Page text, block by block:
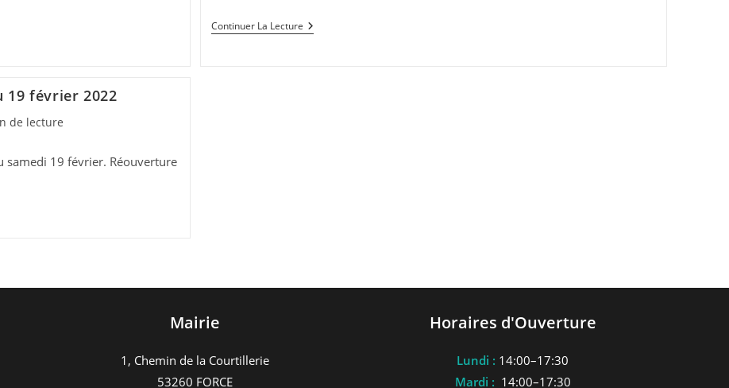
Continuer La LectureCampagne
De
19 février 2022
de lecture
samedi 19 février. Réouverture
Mairie
1, Chemin de la Courtillerie
53260 FORCE
Horaires d'Ouverture
Lundi : 14:00–17:30
Mardi : 14:00–17:30